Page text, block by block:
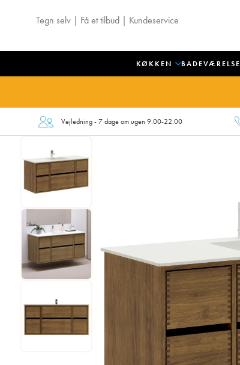
Tegn selv | Få et tilbud | Kundeservice
KØKKEN BADEVÆRELSE
Vejledning - 7 dage om ugen 9.00-22.00